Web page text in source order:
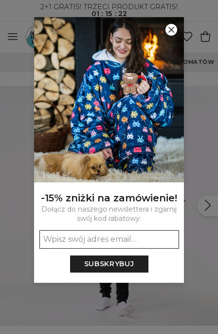
2+1 GRATIS! TRZECI PRODUKT GRATIS!
01 : 15 : 22
WYSYŁKA ZA POBRANIEM I DO PACZKOMATÓW
-15% zniżki na zamówienie!
Dołącz do naszego newslettera i zgarnij
swój kod rabatowy:
SUBSKRYBUJ